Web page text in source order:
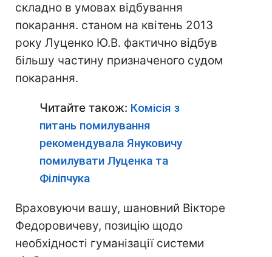
складно в умовах відбування
покарання. станом на квітень 2013
року Луценко Ю.В. фактично відбув
більшу частину призначеного судом
покарання.
Читайте також: Комісія з
питань помилування
рекомендувала Януковичу
помилувати Луценка та
Філіпчука
Враховуючи вашу, шановний Вікторе
Федоровичеву, позицію щодо
необхідності гуманізації системи